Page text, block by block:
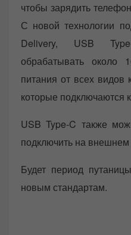
чтобы зарядить
С новой технологии
Delivery, USB
обрабатывать около
питания от всех видов
которые подключаются
USB Type-C также
подключить на
Будет период
новым стандартам.